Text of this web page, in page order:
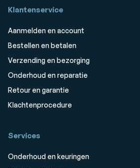
Klantenservice
Aanmelden en account
Bestellen en betalen
Verzending en bezorging
Onderhoud en reparatie
Retour en garantie
Klachtenprocedure
Services
Onderhoud en keuringen